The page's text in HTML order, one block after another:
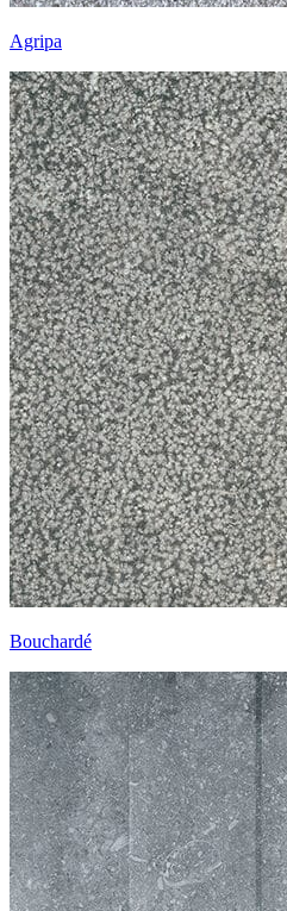
Agripa
Bouchardé